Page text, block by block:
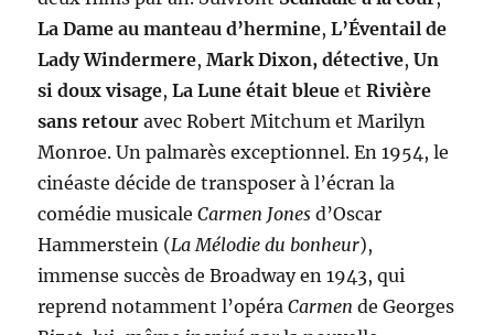
La Dame au manteau d’hermine, L’Éventail de
Lady Windermere,Mark Dixon, détective, Un
si doux visage,La Lune était bleue etRivière
sans retouravec Robert Mitchum et Marilyn
Monroe. Un palmarès exceptionnel. En 1954, le
cinéaste décide de transposer à l’écran la
comédie musicaleCarmen Jones d’Oscar
Hammerstein (La Mélodie du bonheur),
immense succès de Broadway en 1943, qui
reprend notamment l’opéraCarmen de Georges